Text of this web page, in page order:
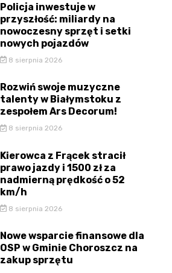
Policja inwestuje w
przyszłość: miliardy na
nowoczesny sprzęt i setki
nowych pojazdów
8 sierpnia 2026
Rozwiń swoje muzyczne
talenty w Białymstoku z
zespołem Ars Decorum!
8 sierpnia 2026
Kierowca z Frącek stracił
prawo jazdy i 1500 zł za
nadmierną prędkość o 52
km/h
8 sierpnia 2026
Nowe wsparcie finansowe dla
OSP w Gminie Choroszcz na
zakup sprzętu